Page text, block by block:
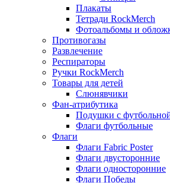
Плакаты
Тетради RockMerch
Фотоальбомы и
Противогазы
Развлечение
Респираторы
Ручки RockMerch
Товары для детей
Слюнявчики
Фан-атрибутика
Подушки с
Флаги футбольные
Флаги
Флаги Fabric Poster
Флаги двусторонние
Флаги односторонние
Флаги Победы